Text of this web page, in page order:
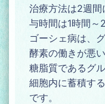
治療方法は2週間
与時間は1時間～
ゴーシェ病は、
酵素の働きが悪
糖脂質であるグ
細胞内に蓄積す
です。